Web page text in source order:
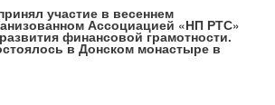
участие в весеннем
Ассоциацией «НП РТС»
финансовой грамотности.
в Донском монастыре в